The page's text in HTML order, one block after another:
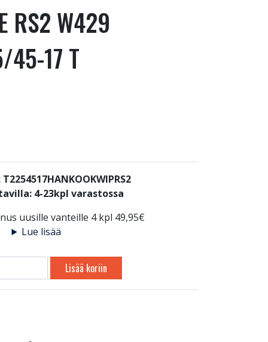
RS2 W429
45-17 T
4-23kpl varastossa
uusille vanteille 4 kpl 49,95€
Lue lisää
Lisää koriin